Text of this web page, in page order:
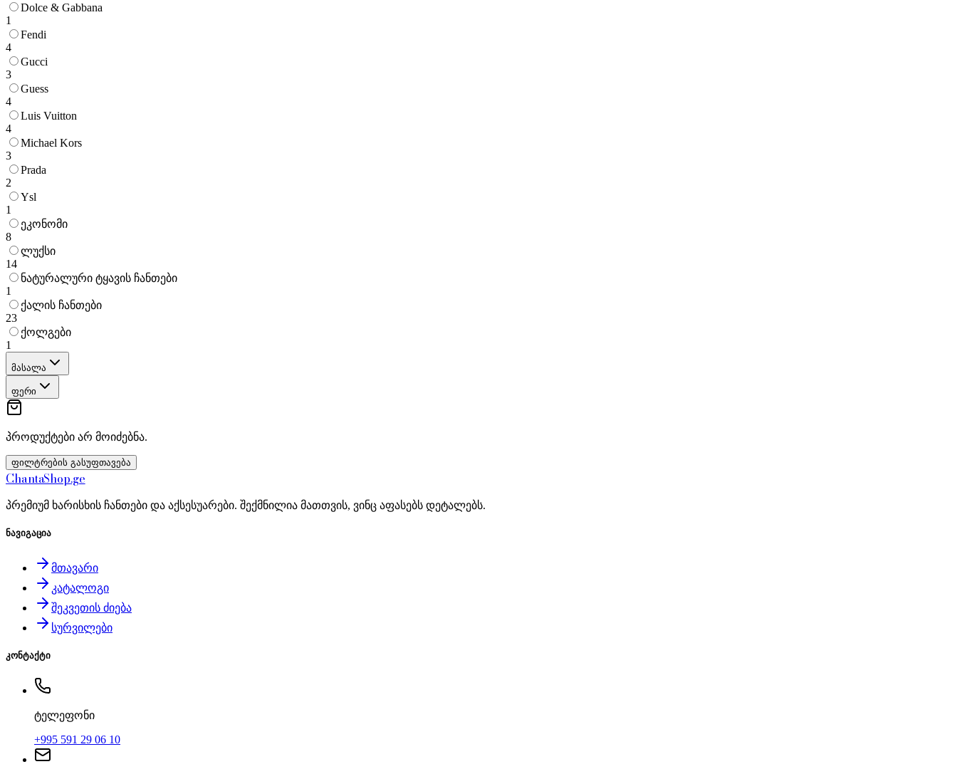
Dolce & Gabbana
1
Fendi
4
Gucci
3
Guess
4
Luis Vuitton
4
Michael Kors
3
Prada
2
Ysl
1
ეკონომი
8
ლუქსი
14
ნატურალური ტყავის ჩანთები
1
ქალის ჩანთები
23
ქოლგები
1
მასალა
ფერი
პროდუქტები არ მოიძებნა.
ფილტრების გასუფთავება
ChantaShop.ge
პრემიუმ ხარისხის ჩანთები და აქსესუარები. შექმნილია მათთვის, ვინც აფასებს დეტალებს.
ნავიგაცია
მთავარი
კატალოგი
შეკვეთის ძიება
სურვილები
კონტაქტი
ტელეფონი
+995 591 29 06 10